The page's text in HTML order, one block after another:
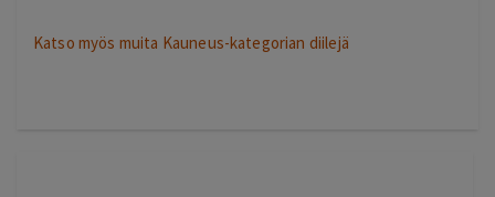
Katso myös muita Kauneus-kategorian diilejä